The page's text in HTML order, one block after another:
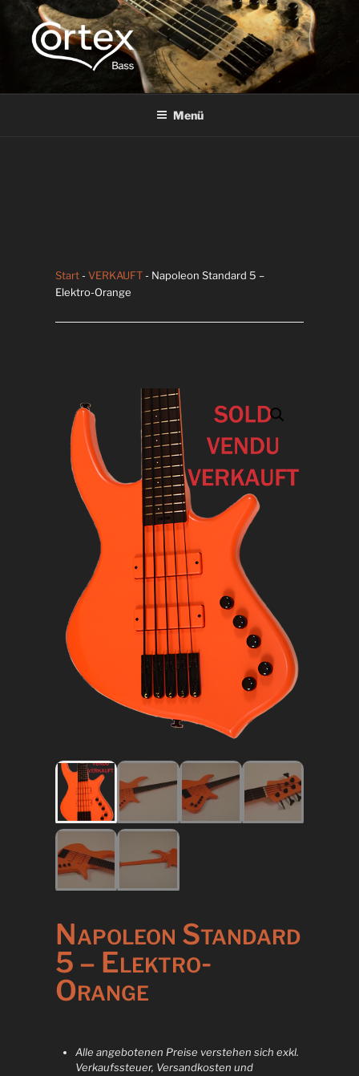
CORTEX BASS
Express your creative flow
Menü
Start- VERKAUFT- Napoleon Standard 5 –
Elektro-Orange
Napoleon Standard
5 – Elektro-
Orange
Alle angebotenen Preise verstehen sich exkl.
Verkaufssteuer, Versandkosten und